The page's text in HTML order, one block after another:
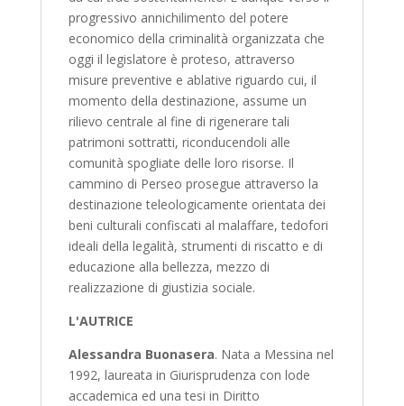
progressivo annichilimento del potere
economico della criminalità organizzata che
oggi il legislatore è proteso, attraverso
misure preventive e ablative riguardo cui, il
momento della destinazione, assume un
rilievo centrale al fine di rigenerare tali
patrimoni sottratti, riconducendoli alle
comunità spogliate delle loro risorse. Il
cammino di Perseo prosegue attraverso la
destinazione teleologicamente orientata dei
beni culturali confiscati al malaffare, tedofori
ideali della legalità, strumenti di riscatto e di
educazione alla bellezza, mezzo di
realizzazione di giustizia sociale.
L'AUTRICE
Alessandra Buonasera. Nata a Messina nel
1992, laureata in Giurisprudenza con lode
accademica ed una tesi in Diritto